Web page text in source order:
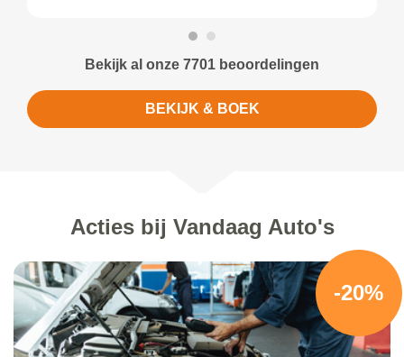
Bekijk al onze 7701 beoordelingen
BEKIJK & BOEK
Acties bij Vandaag Auto's
-20%